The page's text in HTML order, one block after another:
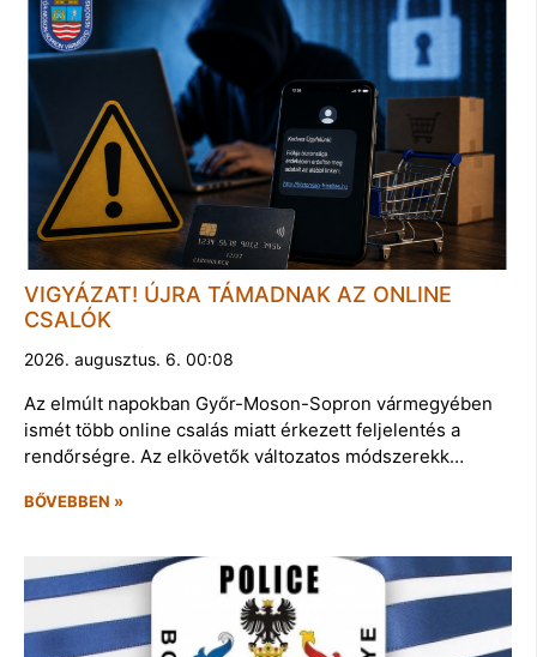
VIGYÁZAT! ÚJRA TÁMADNAK AZ ONLINE
CSALÓK
2026. augusztus. 6. 00:08
Az elmúlt napokban Győr-Moson-Sopron vármegyében
ismét több online csalás miatt érkezett feljelentés a
rendőrségre. Az elkövetők változatos módszerekk…
BŐVEBBEN »